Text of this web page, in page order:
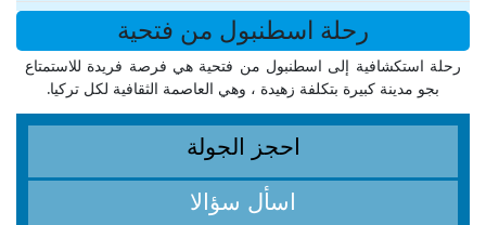
رحلة اسطنبول من فتحية
رحلة استكشافية إلى اسطنبول من فتحية هي فرصة فريدة للاستمتاع
بجو مدينة كبيرة بتكلفة زهيدة ، وهي العاصمة الثقافية لكل تركيا.
احجز الجولة
اسأل سؤالا